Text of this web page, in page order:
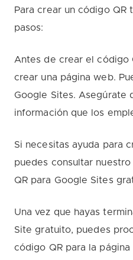
Para crear un código QR
pasos:
Antes de crear el código
crear una página web.
Google Sites. Asegúrate
información que los
Si necesitas ayuda para
puedes consultar
QR para Google Sites
Una vez que hayas
Site gratuito, puedes
código QR para la